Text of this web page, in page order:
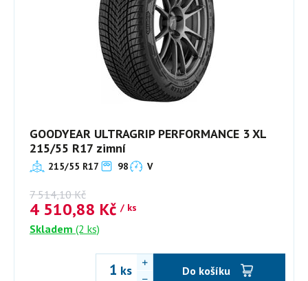
GOODYEAR ULTRAGRIP PERFORMANCE 3 XL
215/55 R17 zimní
215/55 R17 98 V
7 514,10 Kč
4 510,88 Kč / ks
Skladem (2 ks)
ks Do košíku